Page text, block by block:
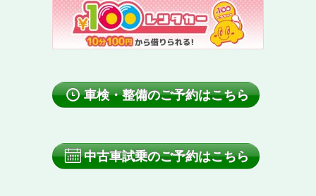
車検・整備のご予約はこちら
中古車試乗のご予約はこちら